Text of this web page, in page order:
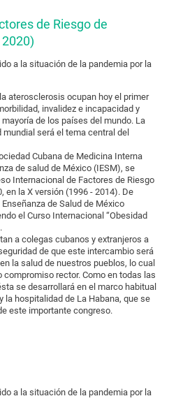
de Riesgo de
a la situación de la pandemia por la
aterosclerosis ocupan hoy el primer
invalidez e incapacidad y
de los países del mundo. La
será el tema central del
Cubana de Medicina Interna
de salud de México (IESM), se
Internacional de Factores de Riesgo
en la X versión (1996 - 2014). De
de Salud de México
el Curso Internacional “Obesidad
a colegas cubanos y extranjeros a
de que este intercambio será
la salud de nuestros pueblos, lo cual
rector. Como en todas las
se desarrollará en el marco habitual
la hospitalidad de La Habana, que se
este importante congreso.
a la situación de la pandemia por la